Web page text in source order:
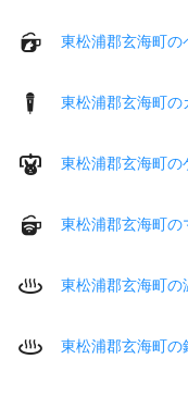
東松浦郡玄海町の
東松浦郡玄海町の
東松浦郡玄海町の
東松浦郡玄海町の
東松浦郡玄海町の
東松浦郡玄海町の